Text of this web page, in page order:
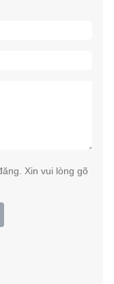
Xin vui lòng gõ